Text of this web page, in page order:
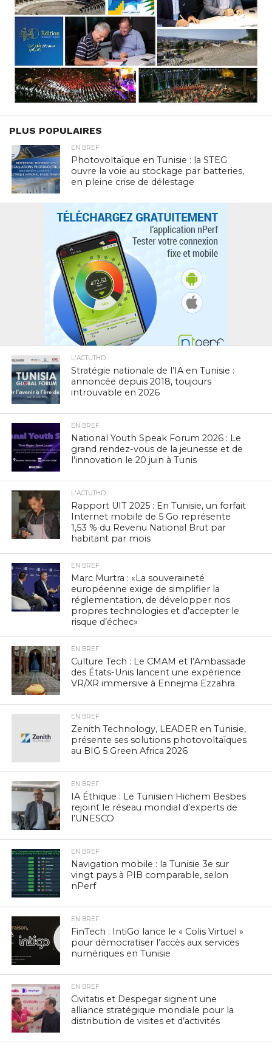
PLUS POPULAIRES
EN BREF
Photovoltaïque en Tunisie : la STEG
ouvre la voie au stockage par batteries,
en pleine crise de délestage
L'ACTUTHD
Stratégie nationale de l’IA en Tunisie :
annoncée depuis 2018, toujours
introuvable en 2026
EN BREF
National Youth Speak Forum 2026 : Le
grand rendez-vous de la jeunesse et de
l’innovation le 20 juin à Tunis
L'ACTUTHD
Rapport UIT 2025 : En Tunisie, un forfait
Internet mobile de 5 Go représente
1,53 % du Revenu National Brut par
habitant par mois
EN BREF
Marc Murtra : «La souveraineté
européenne exige de simplifier la
réglementation, de développer nos
propres technologies et d’accepter le
risque d’échec»
EN BREF
Culture Tech : Le CMAM et l’Ambassade
des États-Unis lancent une expérience
VR/XR immersive à Ennejma Ezzahra
EN BREF
Zenith Technology, LEADER en Tunisie,
présente ses solutions photovoltaïques
au BIG 5 Green Africa 2026
EN BREF
IA Éthique : Le Tunisien Hichem Besbes
rejoint le réseau mondial d’experts de
l’UNESCO
EN BREF
Navigation mobile : la Tunisie 3e sur
vingt pays à PIB comparable, selon
nPerf
EN BREF
FinTech : IntiGo lance le « Colis Virtuel »
pour démocratiser l’accès aux services
numériques en Tunisie
EN BREF
Civitatis et Despegar signent une
alliance stratégique mondiale pour la
distribution de visites et d’activités